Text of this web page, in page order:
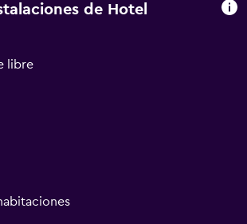
de Hotel
libre